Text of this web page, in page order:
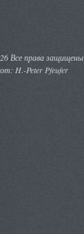
Все права защищены
H.-Peter Pfeufer